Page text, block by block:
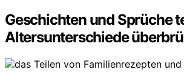
Geschichten und Sprüche
Altersunterschiede